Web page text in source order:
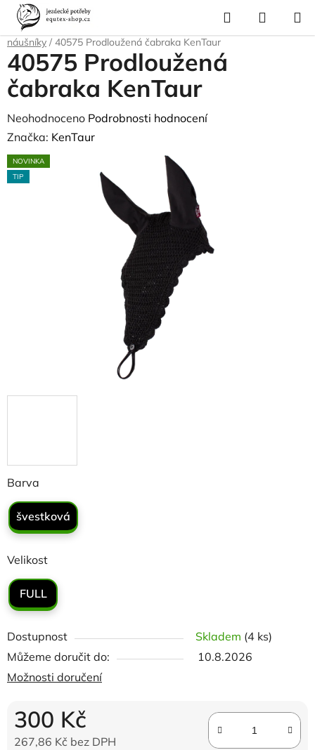
Přejít
obsah
Hledat
KOŠÍK
Domů
Pro koně
náušníky / 40575 Prodloužená čabraka KenTaur
Barva
švestková
Velikost
FULL
Dostupnost Skladem (4 ks)
Můžeme doručit do:
10.8.2026
Možnosti doručení
300 Kč
267,86 Kč bez DPH
40575 Prodloužená
čabraka KenTaur
Průměrné
hodnocení
produktu
je
Neohodnoceno Podrobnosti hodnocení
Značka: KenTaur
NOVINKA
TIP